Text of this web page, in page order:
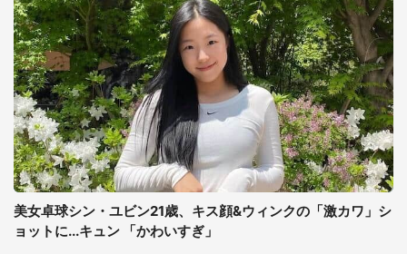
美女卓球シン・ユビン21歳、キス顔&ウィンクの「激カワ」シ
ョットに...キュン 「かわいすぎ」